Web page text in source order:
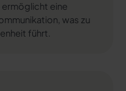
eine
was zu
führt.